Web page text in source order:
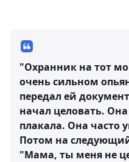
"Охранник на тот
очень сильном
передал ей
начал целовать.
плакала. Она часто
Потом на
"Мама, ты меня не